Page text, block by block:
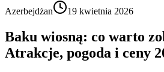
Azerbejdżan
19 kwietnia 2026
Baku wiosną: co warto
Atrakcje, pogoda i ceny